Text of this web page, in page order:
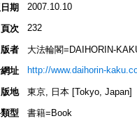
期
2007.10.10
頁次 232
者
大法輪閣=DAIHORIN-
址
http://www.daihorin-
地
東京, 日本 [Tokyo, Japan]
型
書籍=Book